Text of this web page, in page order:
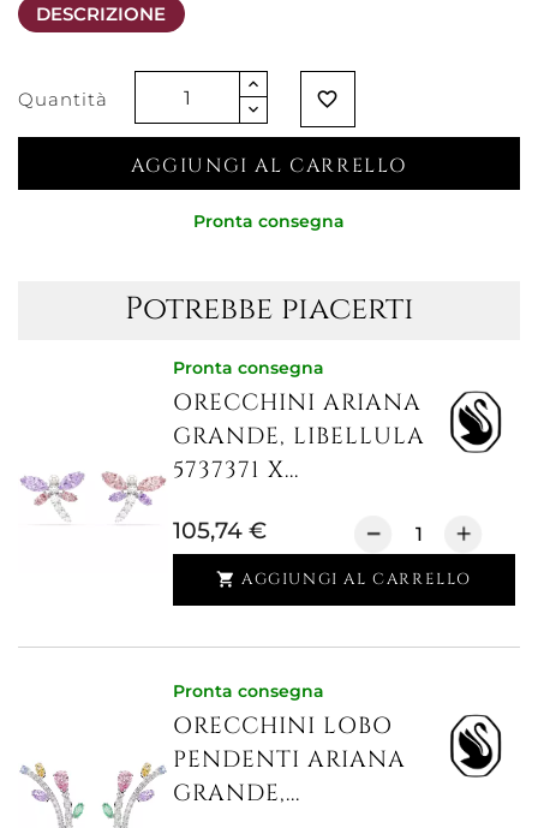
DESCRIZIONE
Quantità favorite_border
AGGIUNGI AL CARRELLO
Pronta consegna
Potrebbe piacerti
Pronta consegna
ORECCHINI ARIANA
GRANDE, LIBELLULA
5737371 X...
105,74 €
 AGGIUNGI AL CARRELLO
Pronta consegna
ORECCHINI LOBO
PENDENTI ARIANA
GRANDE,...